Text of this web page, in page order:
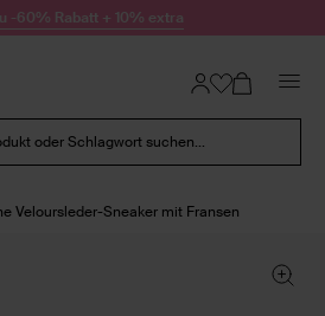
-60% Rabatt + 10% extra
oder Schlagwort suchen...
Veloursleder-Sneaker mit Fransen